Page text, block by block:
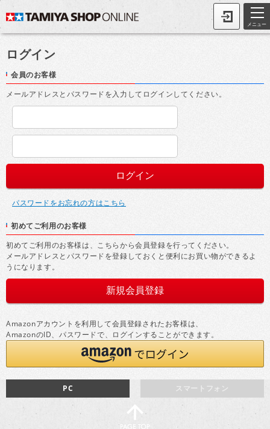
メニュー
ログイン
会員のお客様
メールアドレスとパスワードを入力してログインしてください。
パスワードをお忘れの方はこちら
初めてご利用のお客様
初めてご利用のお客様は、こちらから会員登録を行ってください。
メールアドレスとパスワードを登録しておくと便利にお買い物ができるよ
うになります。
Amazonアカウントを利用して会員登録されたお客様は、
AmazonのID、パスワードで、ログインすることができます。
スマートフォン
PC